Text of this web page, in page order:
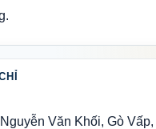
Văn Khối, Gò Vấp,